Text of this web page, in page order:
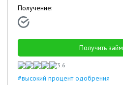
Получение:
Получить займ
3.6
#высокий процент одобрения